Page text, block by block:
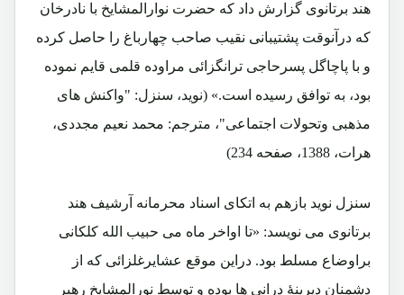
هند برتانوی گزارش داد که حضرت نوارالمشایخ با نادرخان
که درآنوقت پشتیبانی نقیب صاحب چهارباغ را حاصل کرده
و با پاچاگل پسرحاجی ترانگزائی مراوده قلمی قایم نموده
بود، به توافق رسیده است.» (نوید، سنزل: "واکنش های
مذهبی وتحولات اجتماعی"، مترجم: محمد نعیم مجددی،
هرات، 1388، صفحه 234)
سنزل نوید بازهم به اتکای اسناد محرمانه آرشیف هند
برتانوی می نویسد: «تا اواخر ماه می حبیب الله کلکانی
براوضاع مسلط بود. دراین موقع عشایرغلزائی که از
دشمنان دیرینۀ درانی ها بوده و توسط نورالمشایخ رهبر